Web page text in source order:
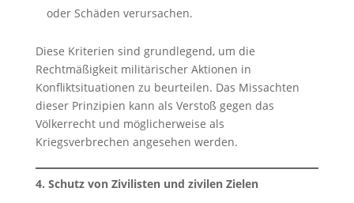
oder Schäden verursachen.
Diese Kriterien sind grundlegend, um die
Rechtmäßigkeit militärischer Aktionen in
Konfliktsituationen zu beurteilen. Das Missachten
dieser Prinzipien kann als Verstoß gegen das
Völkerrecht und möglicherweise als
Kriegsverbrechen angesehen werden.
4. Schutz von Zivilisten und zivilen Zielen